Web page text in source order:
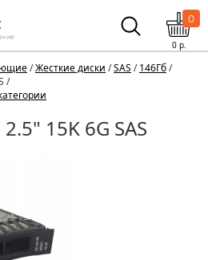
0
0р.
/Жесткие диски /SAS /146Гб/
/
15K 6G SAS